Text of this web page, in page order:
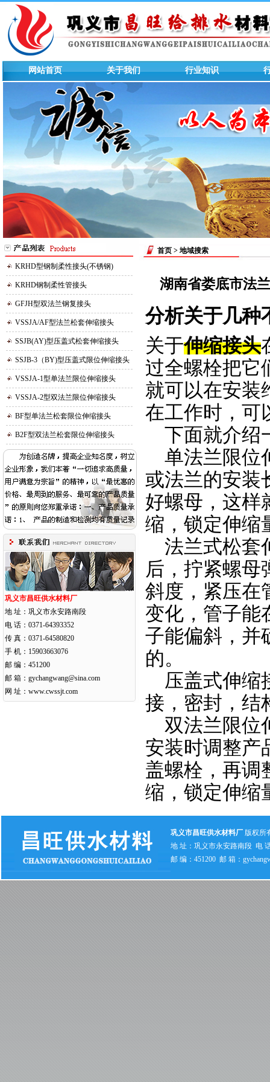
网站首页 关于我们 行业知识
KRHD型钢制柔性接头(不锈钢)
KRHD钢制柔性管接头
GFJH型双法兰钢复接头
VSSJA/AF型法兰松套伸缩接头
SSJB(AY)型压盖式松套伸缩接头
SSJB-3（BY)型压盖式限位伸缩接头
VSSJA-1型单法兰限位伸缩接头
VSSJA-2型双法兰限位伸缩接头
BF型单法兰松套限位伸缩接头
B2F型双法兰松套限位伸缩接头
巩义市昌旺供水材料厂
地 址：巩义市永安路南段
电 话：0371-64393352
传 真：0371-64580820
手 机：15903663076
邮 编：451200
邮 箱：gychangwang@sina.com
网 址： www.cwssjt.com
首页 > 地域搜索
湖南省娄底市法
分析关于几种
关于伸缩接头
过全螺栓把它
就可以在安装
在工作时，可
下面就介绍
单法兰限位
或法兰的安装
好螺母，这样
缩，锁定伸
法兰式松套
后，拧紧螺母
斜度，紧压在
变化，管子能
子能偏斜，并
的。
压盖式伸缩
接，密封，
双法兰限位
安装时调整产
盖螺栓，再调
缩，锁定伸
巩义市昌旺供水材料厂 版权所
地 址：巩义市永安路南段 电
邮 编：451200 邮 箱：